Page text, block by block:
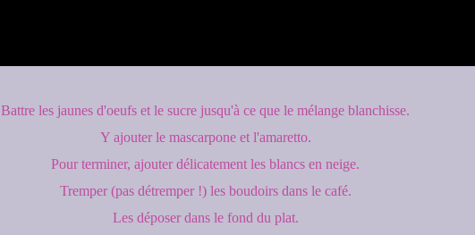
Battre les jaunes d'oeufs et le sucre jusqu'à ce que le mélange blanchisse.
Y ajouter le mascarpone et l'amaretto.
Pour terminer, ajouter délicatement les blancs en neige.
Tremper (pas détremper !) les boudoirs dans le café.
Les déposer dans le fond du plat.